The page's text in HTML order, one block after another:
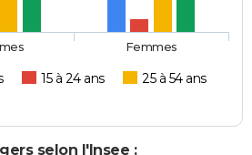
15 à 24 ans
25 à 54 ans
Femmes
selon l'Insee :